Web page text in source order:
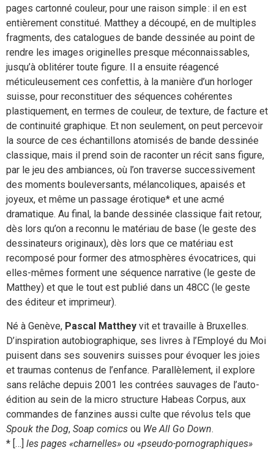
pages cartonné couleur, pour une raison simple : il en est
entièrement constitué. Matthey a découpé, en de multiples
fragments, des catalogues de bande dessinée au point de
rendre les images originelles presque méconnaissables,
jusqu’à oblitérer toute figure. Il a ensuite réagencé
méticuleusement ces confettis, à la manière d’un horloger
suisse, pour reconstituer des séquences cohérentes
plastiquement, en termes de couleur, de texture, de facture et
de continuité graphique. Et non seulement, on peut percevoir
la source de ces échantillons atomisés de bande dessinée
classique, mais il prend soin de raconter un récit sans figure,
par le jeu des ambiances, où l’on traverse successivement
des moments bouleversants, mélancoliques, apaisés et
joyeux, et même un passage érotique* et une acmé
dramatique. Au final, la bande dessinée classique fait retour,
dès lors qu’on a reconnu le matériau de base (le geste des
dessinateurs originaux), dès lors que ce matériau est
recomposé pour former des atmosphères évocatrices, qui
elles-mêmes forment une séquence narrative (le geste de
Matthey) et que le tout est publié dans un 48CC (le geste
des éditeur et imprimeur).
Né à Genève, Pascal Matthey vit et travaille à Bruxelles.
D’inspiration autobiographique, ses livres à l’Employé du Moi
puisent dans ses souvenirs suisses pour évoquer les joies
et traumas contenus de l’enfance. Parallèlement, il explore
sans relâche depuis 2001 les contrées sauvages de l’auto-
édition au sein de la micro structure Habeas Corpus, aux
commandes de fanzines aussi culte que révolus tels que
Spouk the Dog, Soap comics ou We All Go Down.
* […] les pages «charnelles» ou «pseudo-pornographiques»